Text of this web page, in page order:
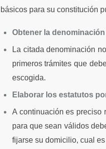
básicos para su constitución
Obtener la
La citada denominación
primeros trámites que
escogida.
Elaborar los estatutos
A continuación es preciso
para que sean válidos
fijarse su domicilio, cual